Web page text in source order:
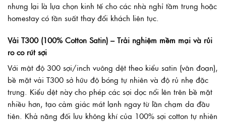
nhưng lại là lựa chọn kinh tế cho các nhà nghỉ tầm trung hoặc
homestay có tần suất thay đổi khách liên tục.
Vải T300 (100% Cotton Satin) – Trải nghiệm mềm mại và rủi
ro co rút sợi
Với mật độ 300 sợi/inch vuông dệt theo kiểu satin (vân đoạn),
bề mặt vải T300 sở hữu độ bóng tự nhiên và độ rủ nhẹ đặc
trưng. Kiểu dệt này cho phép các sợi dọc nổi lên trên bề mặt
nhiều hơn, tạo cảm giác mát lạnh ngay từ lần chạm da đầu
tiên. Khả năng đối lưu không khí của 100% sợi cotton tự nhiên